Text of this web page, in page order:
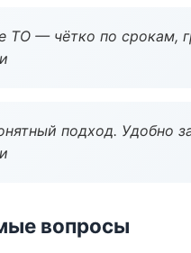
ТО — чётко по срокам,
подход. Удобно
вопросы